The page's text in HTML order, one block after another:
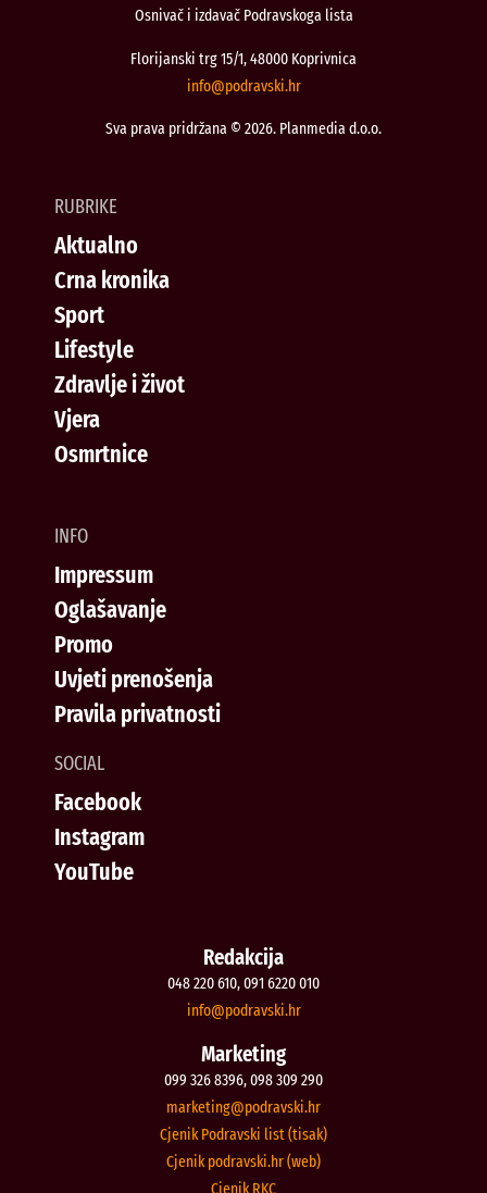
Osnivač i izdavač Podravskoga lista
Florijanski trg 15/1, 48000 Koprivnica
rh.iksvardop
@ofni
Sva prava pridržana © 2026. Planmedia d.o.o.
RUBRIKE
Aktualno
Crna kronika
Sport
Lifestyle
Zdravlje i život
Vjera
Osmrtnice
INFO
Impressum
Oglašavanje
Promo
Uvjeti prenošenja
Pravila privatnosti
SOCIAL
Facebook
Instagram
YouTube
Redakcija
048 220 610, 091 6220 010
rh.iksvardop
@ofni
Marketing
099 326 8396, 098 309 290
rh.iksvardop
@gnitekram
Cjenik Podravski list (tisak)
Cjenik podravski.hr (web)
Cjenik RKC